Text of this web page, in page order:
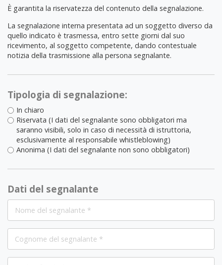
È garantita la riservatezza del contenuto della segnalazione.
La segnalazione interna presentata ad un soggetto diverso da
quello indicato è trasmessa, entro sette giorni dal suo
ricevimento, al soggetto competente, dando contestuale
notizia della trasmissione alla persona segnalante.
Tipologia di segnalazione:
In chiaro
Riservata (I dati del segnalante sono obbligatori ma
saranno visibili, solo in caso di necessità di istruttoria,
esclusivamente al responsabile whistleblowing)
Anonima (I dati del segnalante non sono obbligatori)
Dati del segnalante